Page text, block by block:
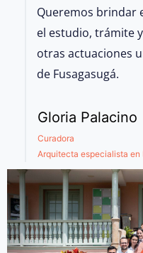
Queremos brindar
el estudio, trámite
otras actuaciones
de Fusagasugá.
Gloria Palacino
Curadora
Arquitecta especialista